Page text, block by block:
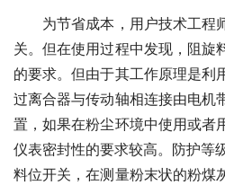
为节省成本，用户技术工程
关。但在使用过程中发现，阻旋
的要求。但由于其工作原理是利
过离合器与传动轴相连接由电机
置，如果在粉尘环境中使用或者
仪表密封性的要求较高。防护等
料位开关，在测量粉末状的粉煤